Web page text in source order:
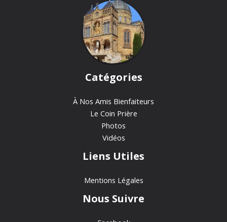
Catégories
À Nos Amis Bienfaiteurs
Le Coin Prière
Photos
Vidéos
Liens Utiles
Mentions Légales
Nous Suivre